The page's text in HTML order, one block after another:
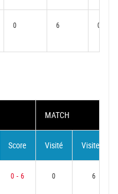
0 6 0
MATCH
Score Visité Visiteur
0 - 6 0 6